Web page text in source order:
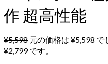
作 超高性能
¥5,598 元の価格は ¥5,598 で
¥2,799 です。